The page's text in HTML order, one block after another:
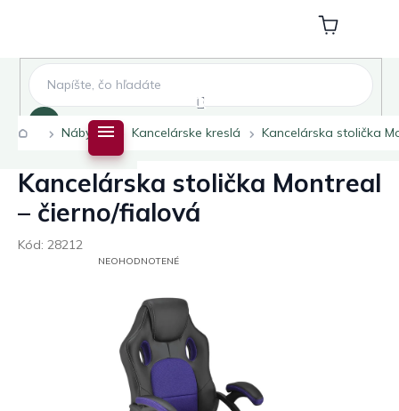
Nákupný
košík
Domov
Nábytok Kancelárske kreslá Kancelárska stolička
Kancelárska stolička Montreal
– čierno/fialová
Kód: 28212
PRIEMERNÉNEOHODNOTENÉ